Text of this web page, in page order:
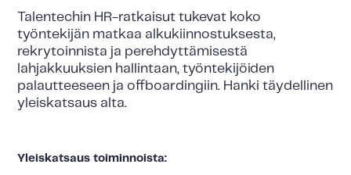
Talentechin HR-ratkaisut tukevat koko
työntekijän matkaa alkukiinnostuksesta,
rekrytoinnista ja perehdyttämisestä
lahjakkuuksien hallintaan, työntekijöiden
palautteeseen ja offboardingiin. Hanki täydellinen
yleiskatsaus alta.
Yleiskatsaus toiminnoista: